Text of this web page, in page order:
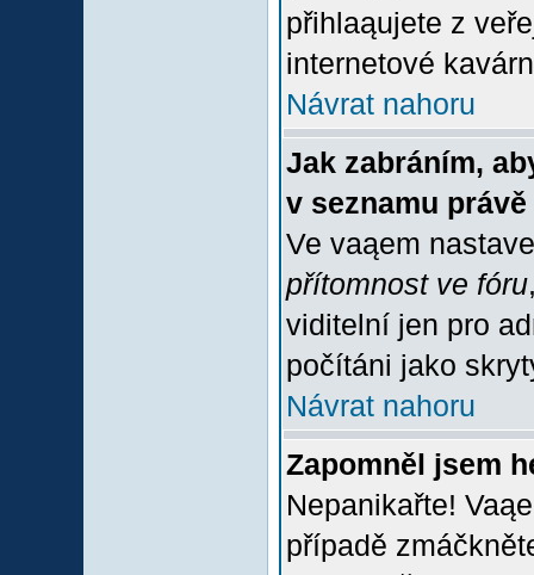
přihlaąujete z
internetové
Návrat nahoru
Jak zabráním,
v seznamu
Ve vaąem
přítomnost ve fóru
viditelní jen pro
počítáni jako
Návrat nahoru
Zapomněl jsem
Nepanikařte!
případě